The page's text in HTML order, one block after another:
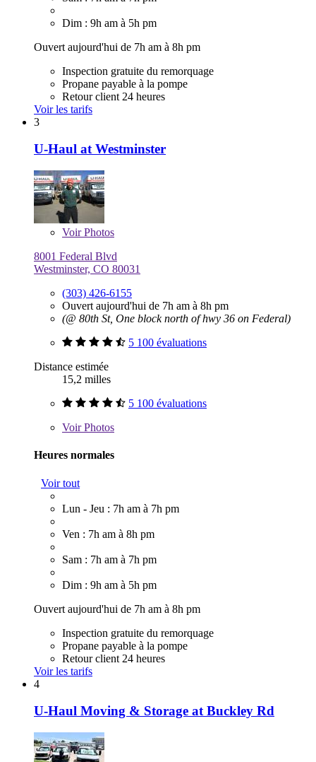
Dim : 9h am à 5h pm
Ouvert aujourd'hui de 7h am à 8h pm
Inspection gratuite du remorquage
Propane payable à la pompe
Retour client 24 heures
Voir les tarifs
3
U-Haul at Westminster
VoirPhotos
8001 Federal Blvd
Westminster, CO 80031
(303) 426-6155
Ouvert aujourd'hui de 7h am à 8h pm
(@ 80th St, One block north of hwy 36 on Federal)
5 100 évaluations
Distance estimée
15,2 milles
5 100 évaluations
VoirPhotos
Heures normales
Voir tout
Lun - Jeu : 7h am à 7h pm
Ven : 7h am à 8h pm
Sam : 7h am à 7h pm
Dim : 9h am à 5h pm
Ouvert aujourd'hui de 7h am à 8h pm
Inspection gratuite du remorquage
Propane payable à la pompe
Retour client 24 heures
Voir les tarifs
4
U-Haul Moving & Storage at Buckley Rd